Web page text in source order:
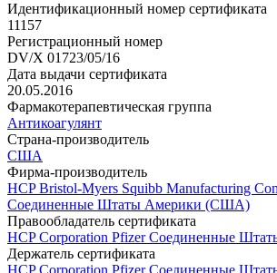
Идентификационный номер сертификата
11157
Регистрационный номер
DV/X 01723/05/16
Дата выдачи сертификата
20.05.2016
Фармакотерапевтическая группа
Антикоагулянт
Страна-производитель
США
Фирма-производитель
HCP Bristol-Myers Squibb Manufacturing
Соединенные Штаты Америки (США)
Правообладатель сертификата
HCP Corporation Pfizer Соединенные
Держатель сертификата